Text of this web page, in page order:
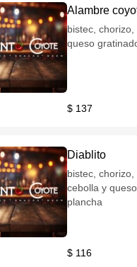
Alambre
bistec,
queso
$ 137
Diablito
bistec, chorizo,
cebolla y
plancha
$ 116